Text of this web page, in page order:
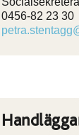
0456-82 23 30